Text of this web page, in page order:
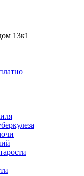
13к1